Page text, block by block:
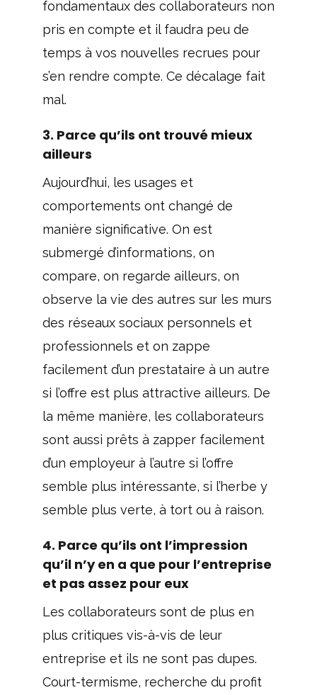
fondamentaux des collaborateurs non
pris en compte et il faudra peu de
temps à vos nouvelles recrues pour
s’en rendre compte. Ce décalage fait
mal.
3. Parce qu’ils ont trouvé mieux
ailleurs
Aujourd’hui, les usages et
comportements ont changé de
manière significative. On est
submergé d’informations, on
compare, on regarde ailleurs, on
observe la vie des autres sur les murs
des réseaux sociaux personnels et
professionnels et on zappe
facilement d’un prestataire à un autre
si l’offre est plus attractive ailleurs. De
la même manière, les collaborateurs
sont aussi prêts à zapper facilement
d’un employeur à l’autre si l’offre
semble plus intéressante, si l’herbe y
semble plus verte, à tort ou à raison.
4. Parce qu’ils ont l’impression
qu’il n’y en a que pour l’entreprise
et pas assez pour eux
Les collaborateurs sont de plus en
plus critiques vis-à-vis de leur
entreprise et ils ne sont pas dupes.
Court-termisme, recherche du profit